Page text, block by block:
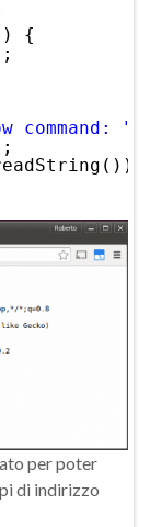
) {
command: "
per poter
di indirizzo